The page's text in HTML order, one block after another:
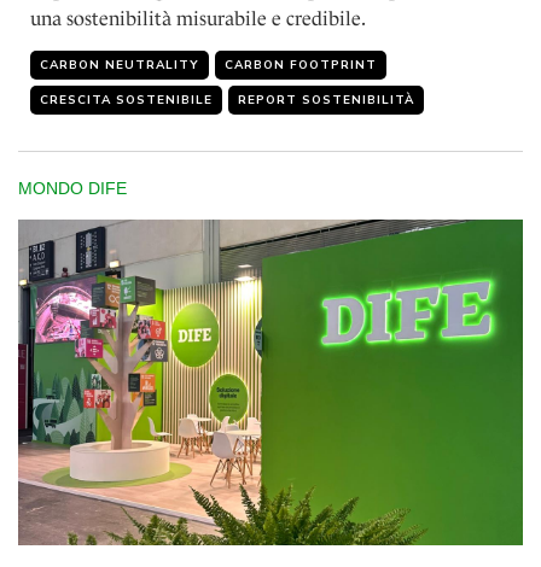
una sostenibilità misurabile e credibile.
CARBON NEUTRALITY CARBON FOOTPRINT
CRESCITA SOSTENIBILE REPORT SOSTENIBILITÀ
MONDO DIFE